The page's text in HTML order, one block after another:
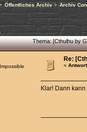
Öffentliches Archiv> Archiv
Thema: [Cthulhu by
Re:
«
Klar! Dann